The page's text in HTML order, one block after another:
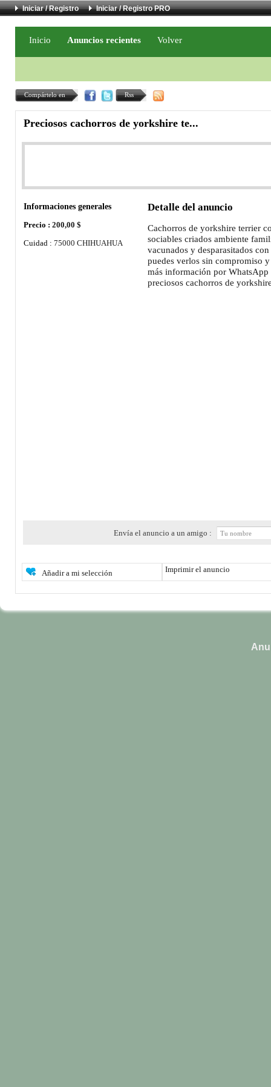
Iniciar / Registro Iniciar / Registro PRO
Inicio Anuncios recientes Volver
Compártelo en Rss
Preciosos cachorros de yorkshire te...
Informaciones generales
Precio : 200,00 $
Cuidad : 75000 CHIHUAHUA
Detalle del anuncio
Cachorros de yorkshire terrier
sociables criados ambiente
vacunados y desparasitados
puedes verlos sin compromiso
más información por
preciosos cachorros de
Envía el anuncio a un amigo :
Añadir a mi selección Imprimir el anuncio